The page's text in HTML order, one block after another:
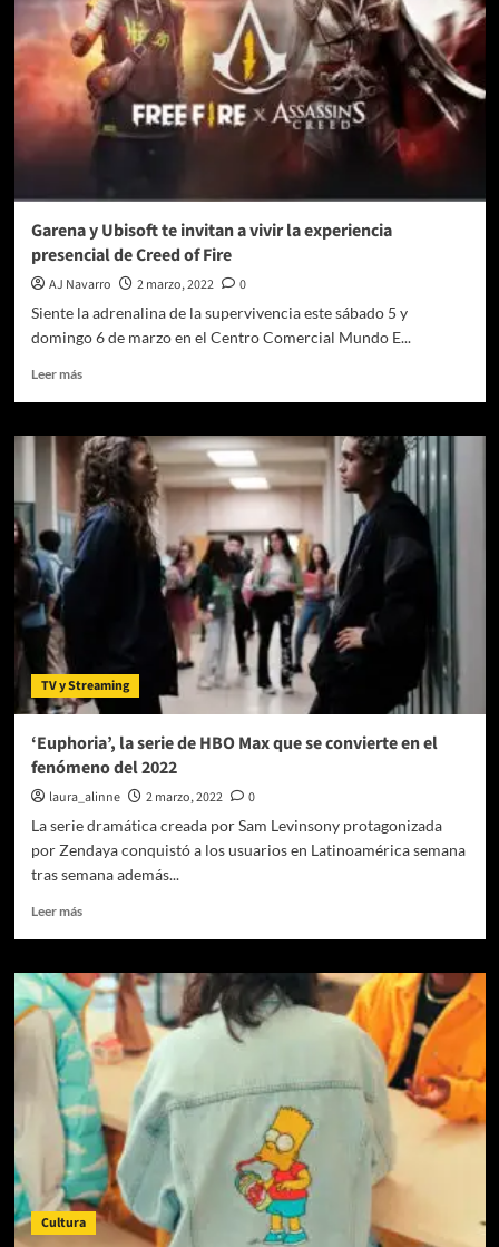
Garena y Ubisoft te invitan a vivir la experiencia
presencial de Creed of Fire
AJ Navarro 2 marzo, 2022
0
Siente la adrenalina de la supervivencia este sábado 5 y
domingo 6 de marzo en el Centro Comercial Mundo E...
Leer másLeer
Garena
y
Ubisoft
te
invitan
a
vivir
of
Fire
TV y Streaming
‘Euphoria’, la serie de HBO Max que se convierte en el
fenómeno del 2022
laura_alinne 2 marzo, 2022
0
La serie dramática creada por Sam Levinsony protagonizada
por Zendaya conquistó a los usuarios en Latinoamérica semana
tras semana además...
Leer másLeer
‘Euphoria’,
la
serie
de
HBO
Max
que
se
convierte
en
el
fenómeno
del
Cultura